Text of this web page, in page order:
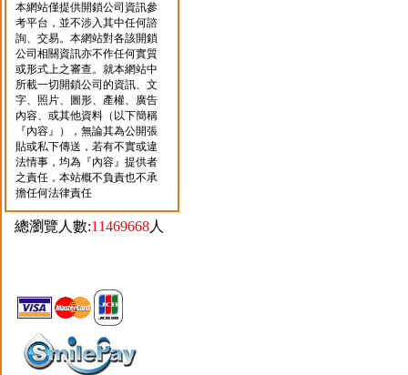
本網站僅提供開鎖公司資訊參
考平台，並不涉入其中任何諮
詢、交易。本網站對各該開鎖
公司相關資訊亦不作任何實質
或形式上之審查。就本網站中
所載一切開鎖公司的資訊、文
字、照片、圖形、產權、廣告
內容、或其他資料（以下簡稱
『內容』），無論其為公開張
貼或私下傳送，若有不實或違
法情事，均為『內容』提供者
之責任，本站概不負責也不承
擔任何法律責任
總瀏覽人數:11469668人